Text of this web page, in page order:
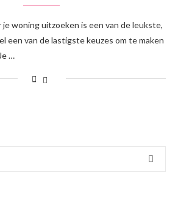
woning uitzoeken is een van de leukste,
een van de lastigste keuzes om te maken
…